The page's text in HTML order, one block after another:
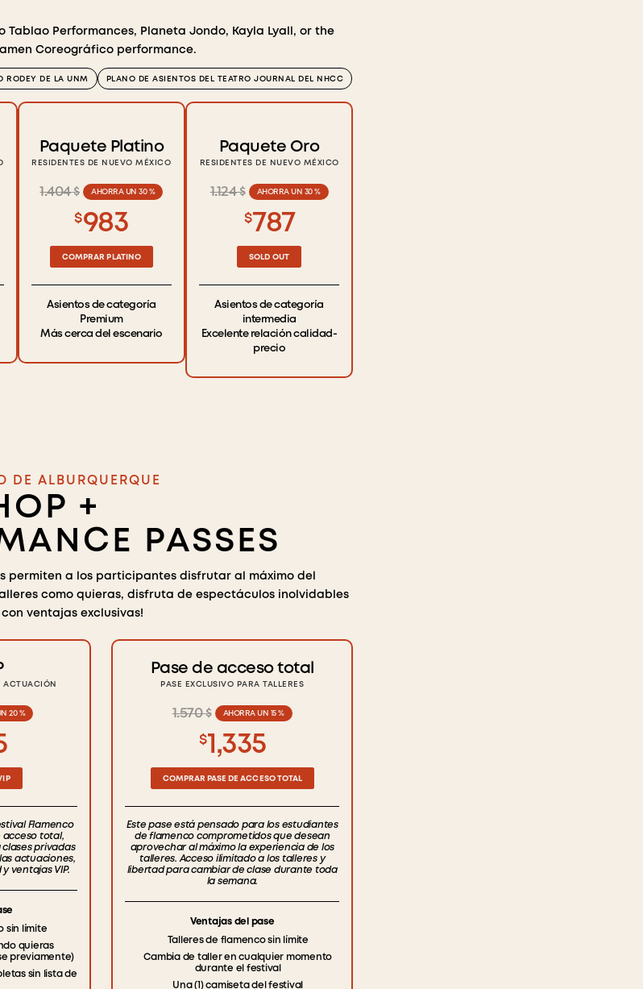
Tablao Performances, Planeta Jondo, Kayla Lyall, or the
Coreográfico performance.
RODEY DE LA UNM PLANO DE ASIENTOS DEL TEATRO JOURNAL DEL NHCC
Paquete Platino
RESIDENTES DE NUEVO MÉXICO
1.404 $ AHORRA UN 30 %
$983
COMPRAR PLATINO
Asientos de categoría
Premium
Más cerca del escenario
Paquete Oro
RESIDENTES DE NUEVO MÉXICO
1.124 $ AHORRA UN 30 %
$787
SOLD OUT
Asientos de categoría
intermedia
Excelente relación calidad-
precio
DE ALBURQUERQUE
+
PASSES
permiten a los participantes disfrutar al máximo del
como quieras, disfruta de espectáculos inolvidables
ventajas exclusivas!
ACTUACIÓN
20 %
Flamenco
acceso total,
privadas
actuaciones,
ventajas VIP.
sin límite
quieras
previamente)
sin lista de
Pase de acceso total
PASE EXCLUSIVO PARA TALLERES
1.570 $ AHORRA UN 15 %
$1,335
COMPRAR PASE DE ACCESO TOTAL
Este pase está pensado para los estudiantes
de flamenco comprometidos que desean
aprovechar al máximo la experiencia de los
talleres. Acceso ilimitado a los talleres y
libertad para cambiar de clase durante toda
la semana.
Ventajas del pase
Talleres de flamenco sin límite
Cambia de taller en cualquier momento
durante el festival
Una (1) camiseta del festival